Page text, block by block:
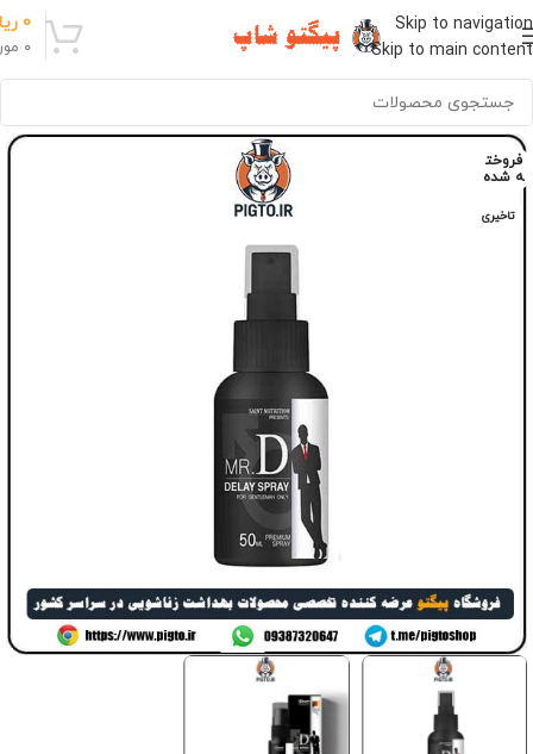
Skip to navigation
Skip to main content
0
0
فروخت
ه شده
تاخیری